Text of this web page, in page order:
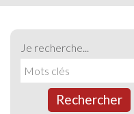
Je recherche...
Rechercher